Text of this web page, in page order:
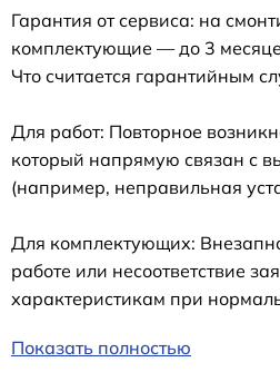
Гарантия от сервиса: на
комплектующие — до 3
Что считается гарантийным
Для работ: Повторное
который напрямую связан с
(например, неправильная
Для комплектующих:
работе или несоответствие
характеристикам при
Показать полностью